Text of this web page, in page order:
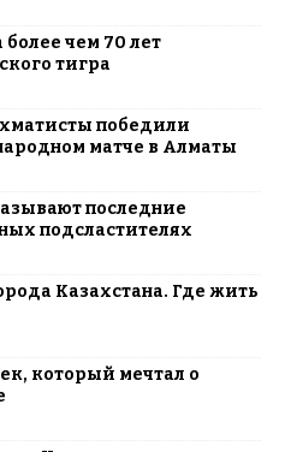
чем 70 лет
тигра
победили
матче в Алматы
последние
подсластителях
Казахстана. Где жить
который мечтал о